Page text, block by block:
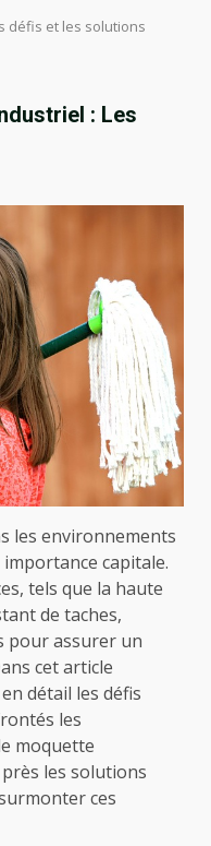
défis et les solutions
: Les
les environnements
capitale.
tels que la haute
de taches,
pour assurer un
cet article
détail les défis
les
moquette
les solutions
ces